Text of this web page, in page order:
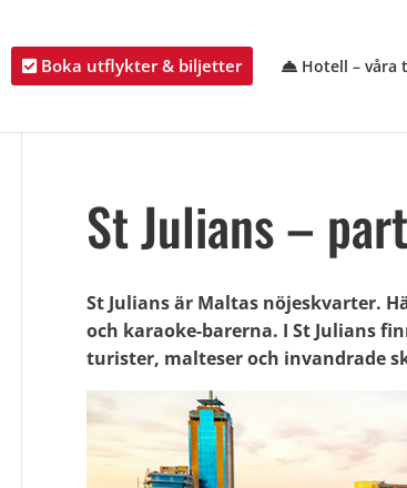
Boka utflykter & biljetter Hotell – våra
St Julians –
St Julians är Maltas nöjeskvarter.
och karaoke-barerna. I St Julians
turister, malteser och invandrade